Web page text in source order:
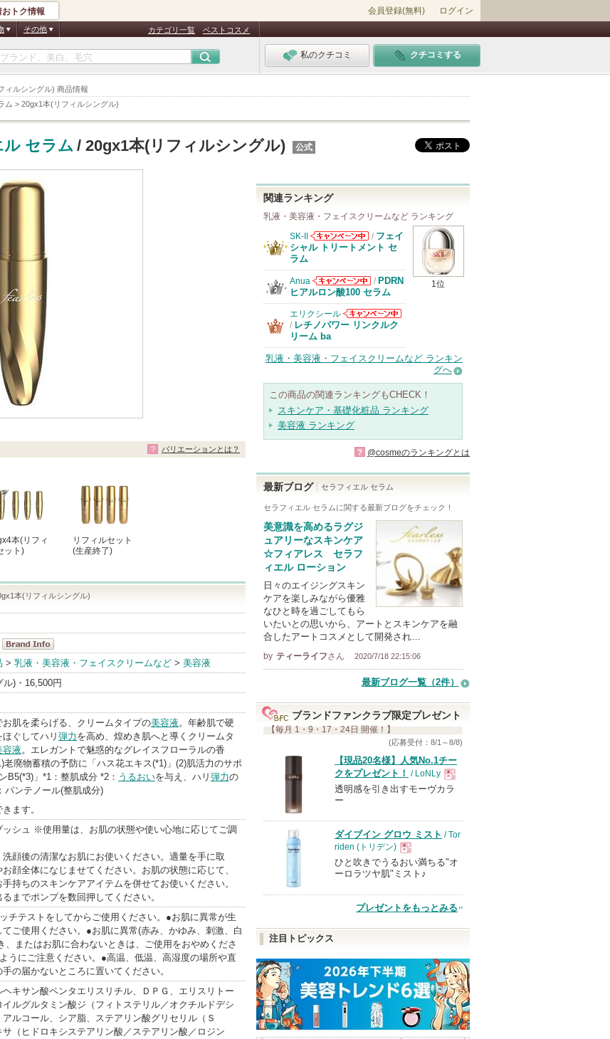
ィルシングル) 商品情報
ム > 20gx1本(リフィルシングル)
おトク情報 会員登録(無料) ログイン
その他 カテゴリ一覧 ベストコスメ
私のクチコミ クチコミする
セラム/ 20gx1本(リフィルシングル) 公式
本(リフィ
ット)
リフィルセット
(生産終了)
バリエーションとは？
本(リフィルシングル)
フィアレス
（fearless）
BrandInfo
> 乳液・美容液・フェイスクリームなど > 美容液
)・16,500円
肌を柔らげる、クリームタイプの美容液。年齢肌で硬
ぐしてハリ 弾力 を高め、煌めき肌へと導くクリームタ
容液。エレガントで魅惑的なグレイスフローラルの香
老廃物蓄積の予防に「ハス花エキス(*1)」(2)肌活力のサポ
B5(*3)」*1：整肌成分 *2： うるおいを与え、ハリ 弾力の
パンテノール(整肌成分)
ます。
シュ ※使用量は、お肌の状態や使い心地に応じてご調
顔後の清潔なお肌にお使いください。適量を手に取
顔全体になじませてください。お肌の状態に応じて、
持ちのスキンケアアイテムを併せてお使いください。
までポンプを数回押してください。
チテストをしてからご使用ください。●お肌に異常が生
てご使用ください。●お肌に異常(赤み、かゆみ、刺激、白
、またはお肌に合わないときは、ご使用をおやめくださ
うにご注意ください。●高温、低温、高湿度の場所や直
の届かないところに置いてください。
キサン酸ペンタエリスリチル、ＤＰＧ、エリスリトー
ルグルタミン酸ジ（フィトステリル／オクチルドデシ
ルコール、シア脂、ステアリン酸グリセリル（Ｓ
サ（ヒドロキシステアリン酸／ステアリン酸／ロジン
関連ランキング
乳液・美容液・フェイスクリームなど ランキング
1位
SK-II
SK-IIからのお
/ フェイ
シャル トリートメント セ
ラム
Anua
Anuaからのお
知らせがありま
す
/ PDRN
ヒアルロン酸100 セラム
エリクシール
エリクシールか
/ レチノパワー リンクルク
リーム ba
乳液・美容液・フェイスクリームなど ランキン
グへ
この商品の関連ランキングもCHECK！
スキンケア・基礎化粧品 ランキング
美容液 ランキング
? @cosmeのランキングとは
最新ブログ セラフィエル セラム
セラフィエル セラムに関する最新ブログをチェック！
美意識を高めるラグジ
ュアリーなスキンケア
☆フィアレス セラフ
ィエル ローション
日々のエイジングスキン
ケアを楽しみながら優雅
なひと時を過ごしてもら
いたいとの思いから、アートとスキンケアを融
合したアートコスメとして開発され…
by ティーライフさん 2020/7/18 22:15:06
最新ブログ一覧（2件）
ブランドファンクラブ限定プレゼント
【毎月 1・9・17・24日 開催！】
(応募受付：8/1～8/8)
【現品20名様】人気No.1チー
クをプレゼント！ / LoNLy
現
品
透明感を引き出すモーヴカラ
ー
ダイブイン グロウ ミスト / Tor
riden (トリデン)
現
品
ひと吹きでうるおい満ちる"オ
ーロラツヤ肌"ミスト♪
プレゼントをもっとみる
注目トピックス